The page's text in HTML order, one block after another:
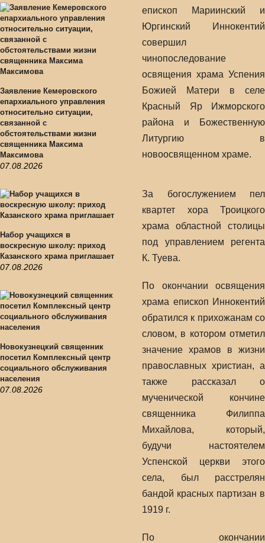
Заявление Кемеровского
епархиального управления
относительно ситуации,
связанной с
обстоятельствами жизни
священника Максима
Максимова
07.08.2026
Набор учащихся в
воскресную школу: приход
Казанского храма приглашает
07.08.2026
Новокузнецкий священник
посетил Комплексный центр
социального обслуживания
населения
07.08.2026
епископ Мариинский и
Юргинский Иннокентий
совершил
чинопоследование
освящения храма Успения
Божией Матери в селе
Красный Яр Ижморского
района и Божественную
Литургию в
новоосвященном храме.
За богослужением пел
квартет хора Троицкого
храма областной столицы
под управлением регента
К. Туева.
По окончании освящения
храма епископ Иннокентий
обратился к прихожанам со
словом, в котором отметил
значение храмов в жизни
православных христиан, а
также рассказал о
мученической кончине
священника Филиппа
Михайлова, который,
будучи настоятелем
Успенской церкви этого
села, был расстрелян
бандой красных партизан в
1919 г.
По окончании